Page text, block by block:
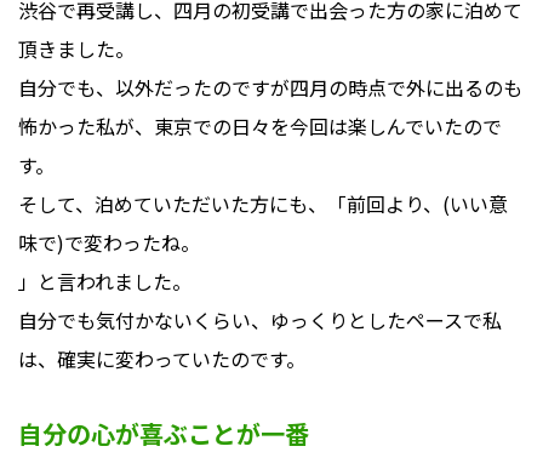
渋谷で再受講し、四月の初受講で出会った方の家に泊めて
頂きました。
自分でも、以外だったのですが四月の時点で外に出るのも
怖かった私が、東京での日々を今回は楽しんでいたので
す。
そして、泊めていただいた方にも、「前回より、(いい意
味で)で変わったね。
」と言われました。
自分でも気付かないくらい、ゆっくりとしたペースで私
は、確実に変わっていたのです。
自分の心が喜ぶことが一番